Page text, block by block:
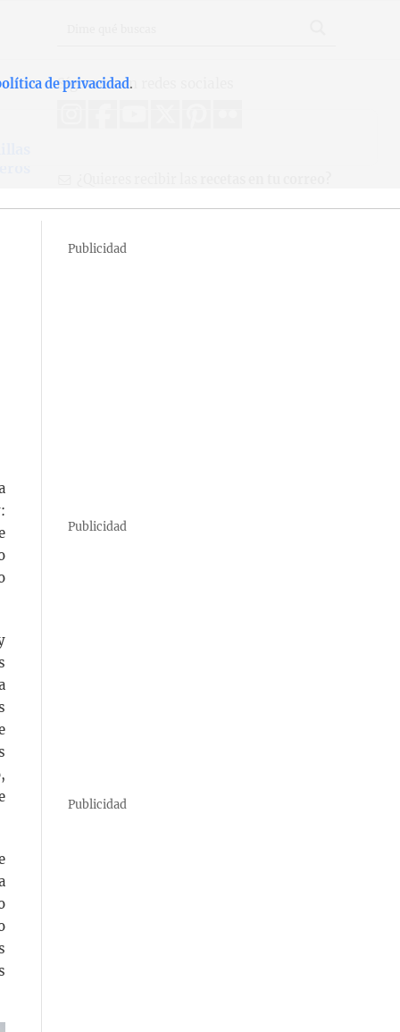
Síguenos en redes sociales
Publicidad
Publicidad
Publicidad
de privacidad.